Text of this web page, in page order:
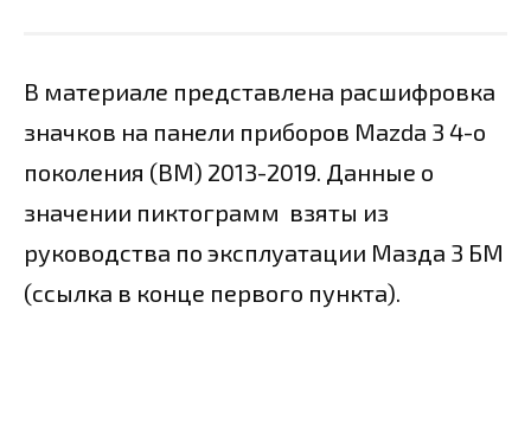
В материале представлена расшифровка
значков на панели приборов Mazda 3 4-о
поколения (BM) 2013-2019. Данные о
значении пиктограмм взяты из
руководства по эксплуатации Мазда 3 БМ
(ссылка в конце первого пункта).